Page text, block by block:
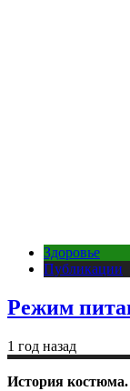
Здоровье
Публикации
Режим
1 год назад
История